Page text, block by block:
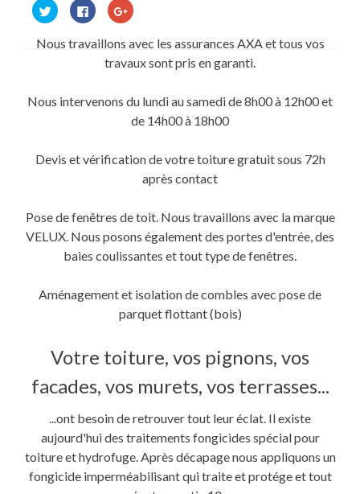
Cliquez
pour
partager
Twitter(ouvre
Cliquez
pour
partager
sur
Facebook(ouvre
dans
une
Cliquez
pour
Google+
dans
fenêtre)
Nous travaillons avec les assurances AXA et tous vos
travaux sont pris en garanti.
Nous intervenons du lundi au samedi de 8h00 à 12h00 et
de 14h00 à 18h00
Devis et vérification de votre toiture gratuit sous 72h
après contact
Pose de fenêtres de toit. Nous travaillons avec la marque
VELUX. Nous posons également des portes d'entrée, des
baies coulissantes et tout type de fenêtres.
Aménagement et isolation de combles avec pose de
parquet flottant (bois)
Votre toiture, vos pignons, vos
facades, vos murets, vos terrasses...
...ont besoin de retrouver tout leur éclat. Il existe
aujourd'hui des traitements fongicides spécial pour
toiture et hydrofuge. Après décapage nous appliquons un
fongicide imperméabilisant qui traite et protége et tout